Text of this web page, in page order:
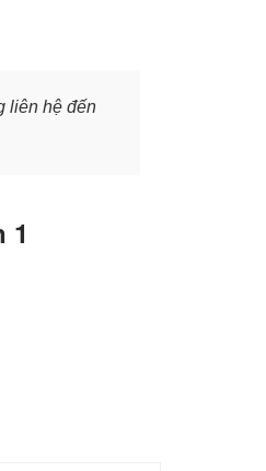
liên hệ đến
1